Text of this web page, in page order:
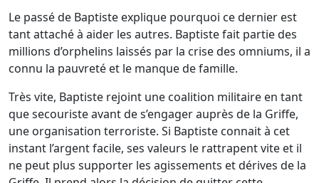
Le passé de Baptiste explique pourquoi ce dernier est
tant attaché à aider les autres. Baptiste fait partie des
millions d’orphelins laissés par la crise des omniums, il a
connu la pauvreté et le manque de famille.
Très vite, Baptiste rejoint une coalition militaire en tant
que secouriste avant de s’engager auprès de la Griffe,
une organisation terroriste. Si Baptiste connait à cet
instant l’argent facile, ses valeurs le rattrapent vite et il
ne peut plus supporter les agissements et dérives de la